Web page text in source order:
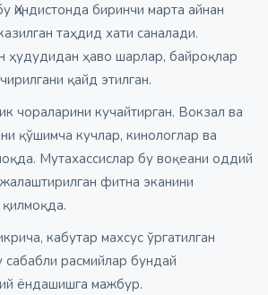
Ҳиндистонда биринчи марта айнан
таҳдид хати саналади.
ҳудудидан ҳаво шарлар, байроқлар
қайд этилган.
чораларини кучайтирган. Вокзал ва
қўшимча кучлар, кинологлар ва
Мутахассислар бу воқеани оддий
фитна эканини
кабутар махсус ўргатилган
расмийлар бундай
ёндашишга мажбур.